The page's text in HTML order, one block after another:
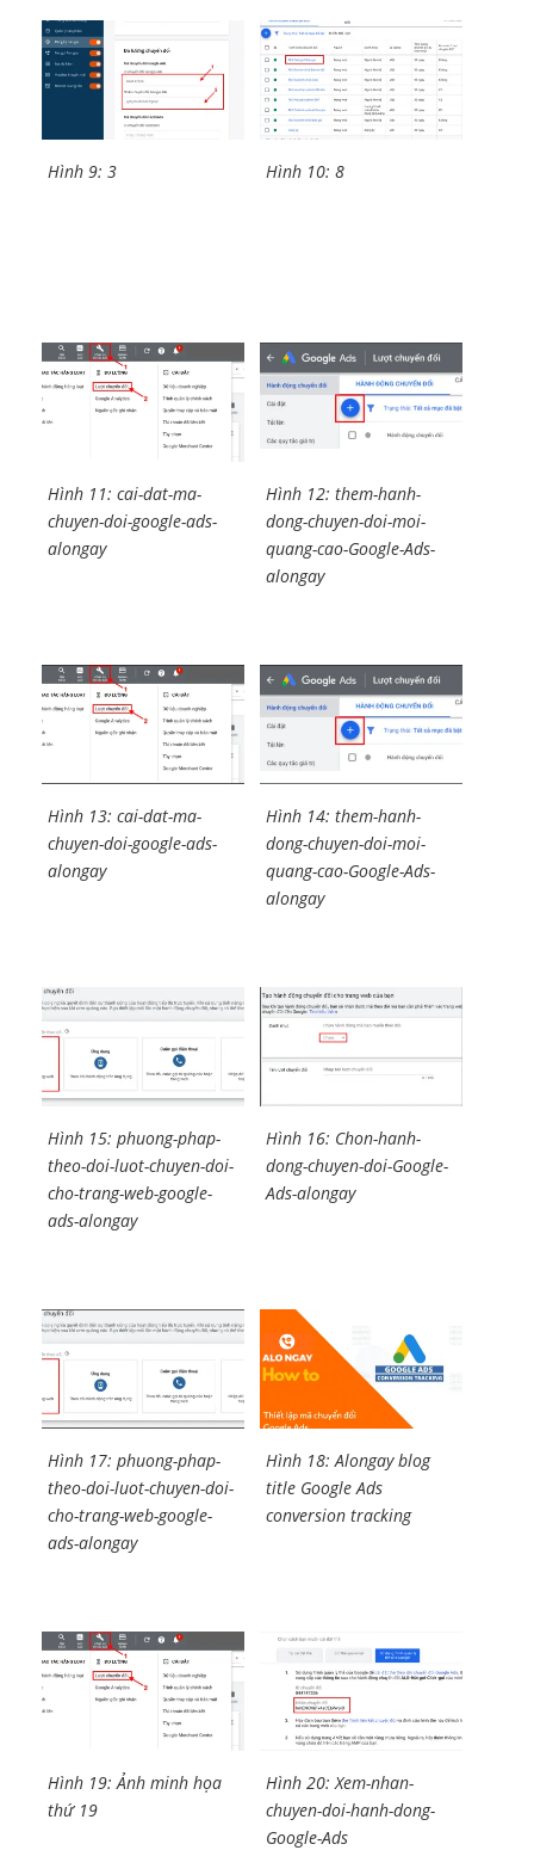
Hình 9: 3 Hình 10: 8
Hình 11: cai-dat-ma-
chuyen-doi-google-ads-
alongay
Hình 12: them-hanh-
dong-chuyen-doi-moi-
quang-cao-Google-Ads-
alongay
Hình 13: cai-dat-ma-
chuyen-doi-google-ads-
alongay
Hình 14: them-hanh-
dong-chuyen-doi-moi-
quang-cao-Google-Ads-
alongay
Hình 15: phuong-phap-
theo-doi-luot-chuyen-doi-
cho-trang-web-google-
ads-alongay
Hình 16: Chon-hanh-
dong-chuyen-doi-Google-
Ads-alongay
Hình 17: phuong-phap-
theo-doi-luot-chuyen-doi-
cho-trang-web-google-
ads-alongay
Hình 18: Alongay blog
title Google Ads
conversion tracking
Hình 19: Ảnh minh họa
thứ 19
Hình 20: Xem-nhan-
chuyen-doi-hanh-dong-
Google-Ads